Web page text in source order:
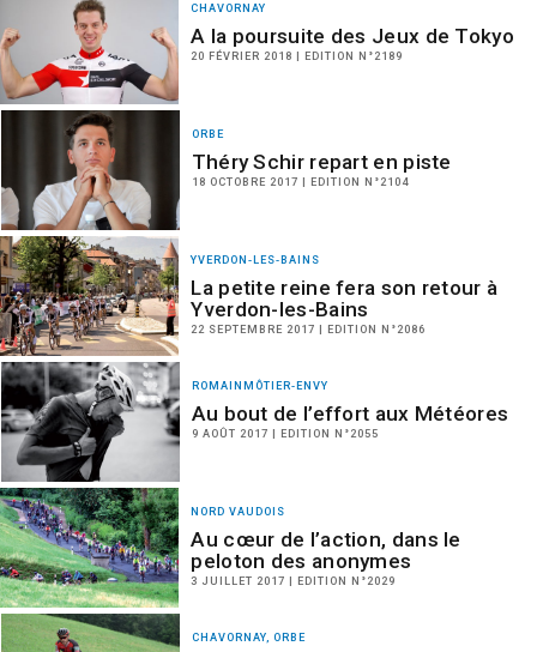
CHAVORNAY
A la poursuite des Jeux de Tokyo
20 FÉVRIER 2018 | EDITION N°2189
ORBE
Théry Schir repart en piste
18 OCTOBRE 2017 | EDITION N°2104
YVERDON-LES-BAINS
La petite reine fera son retour à
Yverdon-les-Bains
22 SEPTEMBRE 2017 | EDITION N°2086
ROMAINMÔTIER-ENVY
Au bout de l’effort aux Météores
9 AOÛT 2017 | EDITION N°2055
NORD VAUDOIS
Au cœur de l’action, dans le
peloton des anonymes
3 JUILLET 2017 | EDITION N°2029
CHAVORNAY, ORBE